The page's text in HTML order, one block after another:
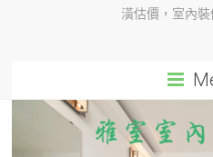
潢估價，室內裝